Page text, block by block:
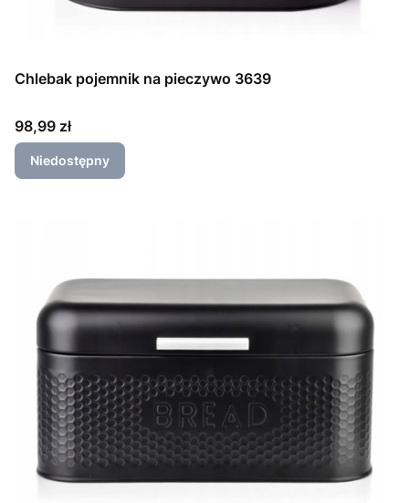
Chlebak pojemnik na pieczywo 3639
Cena
98,99 zł
Niedostępny